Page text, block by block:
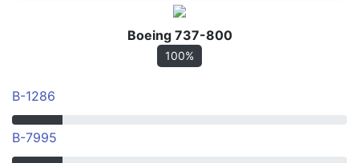
Boeing 737-800
100%
B-1286
B-7995